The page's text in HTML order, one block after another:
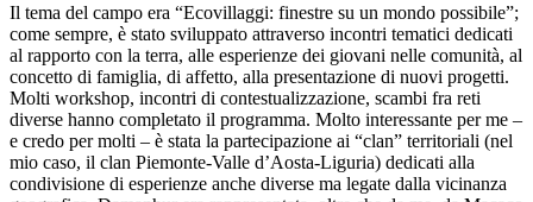
Il tema del campo era “Ecovillaggi: finestre su un mondo possibile”;
come sempre, è stato sviluppato attraverso incontri tematici dedicati
al rapporto con la terra, alle esperienze dei giovani nelle comunità, al
concetto di famiglia, di affetto, alla presentazione di nuovi progetti.
Molti workshop, incontri di contestualizzazione, scambi fra reti
diverse hanno completato il programma. Molto interessante per me –
e credo per molti – è stata la partecipazione ai “clan” territoriali (nel
mio caso, il clan Piemonte-Valle d’Aosta-Liguria) dedicati alla
condivisione di esperienze anche diverse ma legate dalla vicinanza